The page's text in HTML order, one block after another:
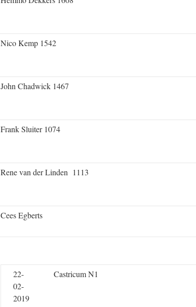
Nico Kemp 1542
John Chadwick 1467
Frank Sluiter 1074
Rene van der Linden 1113
Cees Egberts
22-
02-
2019
Castricum N1